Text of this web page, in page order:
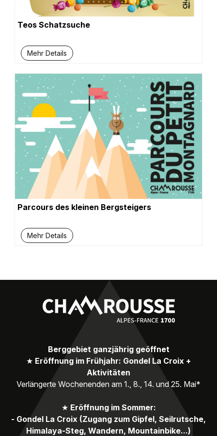
Teos Schatzsuche
Mehr Details
Parcours des kleinen Bergsteigers
Mehr Details
Berggebiet ganzjährig geöffnet
★ Eröffnung im Frühjahr: Gondel La Croix +
Aktivitäten
Verlängerte Wochenenden am 1., 8., 14. und 25. Mai*
★ Eröffnung im Sommer:
- Gondel La Croix (Zugang zum Gipfel, Seilrutsche,
Himalaya-Steg, Wandern, Mountainbike...)